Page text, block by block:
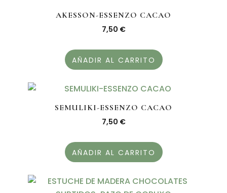
AKESSON-ESSENZO CACAO
7,50 €
AÑADIR AL CARRITO
SEMULIKI-ESSENZO CACAO
7,50 €
AÑADIR AL CARRITO